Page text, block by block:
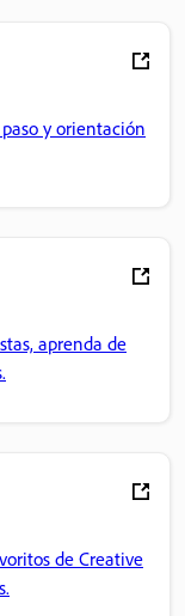
y orientación
aprenda de
de Creative